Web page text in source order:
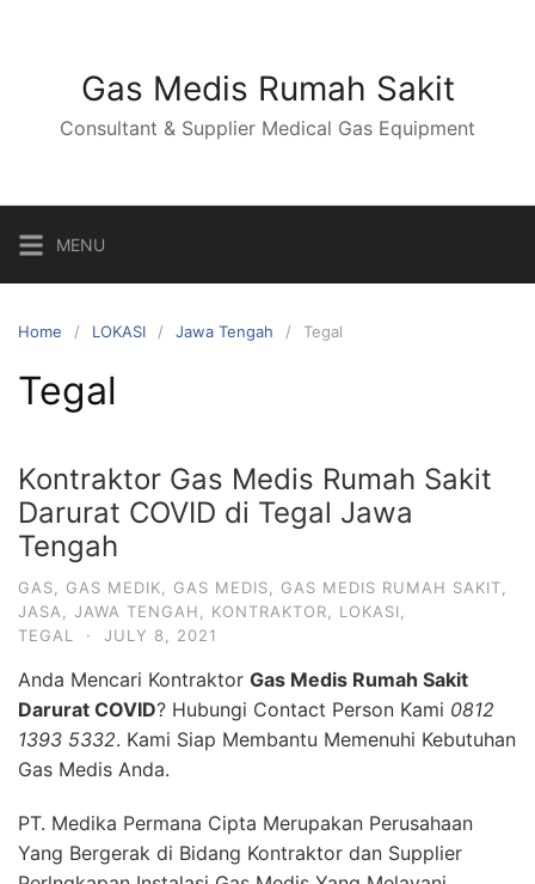
Gas Medis Rumah Sakit
Consultant & Supplier Medical Gas Equipment
MENU
Home LOKASI Jawa Tengah Tegal
Tegal
Kontraktor Gas Medis Rumah Sakit
Darurat COVID di Tegal Jawa
Tengah
GAS GAS MEDIK GAS MEDIS GAS MEDIS RUMAH SAKIT
JASA
JAWA TENGAH KONTRAKTOR LOKASI
TEGAL
· JULY 8, 2021
Anda Mencari Kontraktor Gas Medis Rumah Sakit
Darurat COVID? Hubungi Contact Person Kami 0812
1393 5332. Kami Siap Membantu Memenuhi Kebutuhan
Gas Medis Anda.
PT. Medika Permana Cipta Merupakan Perusahaan
Yang Bergerak di Bidang Kontraktor dan Supplier